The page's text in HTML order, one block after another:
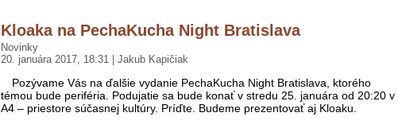
Kloaka na PechaKucha Night Bratislava
Novinky
20. januára 2017, 18:31 | Jakub Kapičiak
Pozývame Vás na ďalšie vydanie PechaKucha Night Bratislava, ktorého
témou bude periféria. Podujatie sa bude konať v stredu 25. januára od 20:20 v
A4 – priestore súčasnej kultúry. Príďte. Budeme prezentovať aj Kloaku.